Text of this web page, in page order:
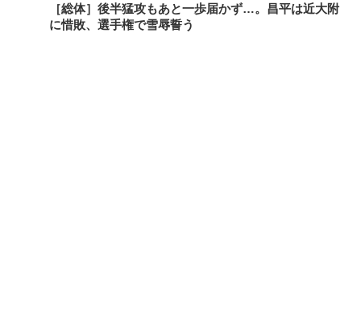
［総体］後半猛攻もあと一歩届かず…。昌平は近大附
に惜敗、選手権で雪辱誓う